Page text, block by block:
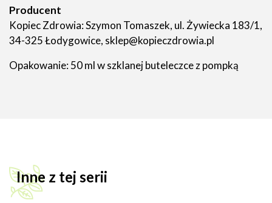
Producent
Kopiec Zdrowia: Szymon Tomaszek, ul. Żywiecka 183/1,
34-325 Łodygowice, sklep@kopieczdrowia.pl
Opakowanie: 50 ml w szklanej buteleczce z pompką
Inne z tej serii